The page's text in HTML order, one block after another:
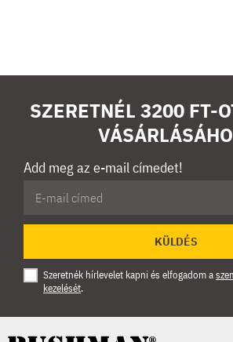
SZERETNÉL 3200 FT-
Add meg az e-mail címedet!
KÜLDÉS
Szeretnék hírlevelet kapni és elfogadom a
kezelését.